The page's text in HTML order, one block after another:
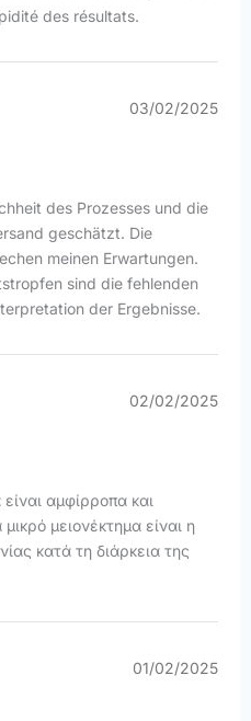
des résultats.
03/02/2025
des Prozesses und die
geschätzt. Die
meinen Erwartungen.
sind die fehlenden
der Ergebnisse.
02/02/2025
αμφίρροπα και
μειονέκτημα είναι η
κατά τη διάρκεια της
01/02/2025